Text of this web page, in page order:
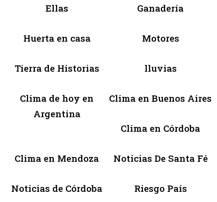
Ellas Ganadería
Huerta en casa Motores
Tierra de Historias lluvias
Clima de hoy en
Argentina
Clima en Buenos Aires
Clima en Córdoba
Clima en Mendoza Noticias De Santa Fé
Noticias de Córdoba Riesgo País